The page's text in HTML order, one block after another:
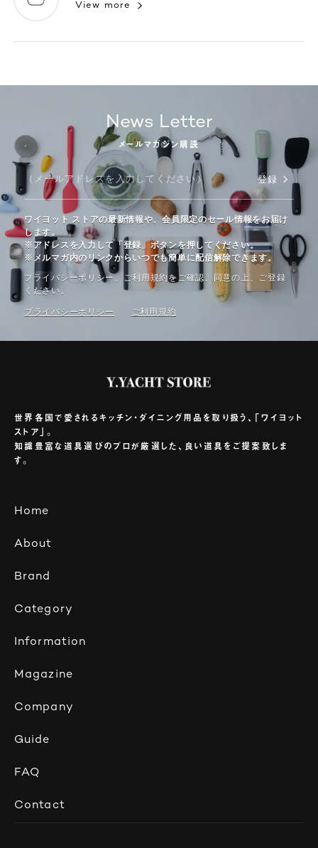
View more
News Letter
メールマガジン購読
登録
ワイヨット ストアの最新情報や、会員限定のセール情報をお届け
します。
※アドレスを入力して「登録」ボタンを押してください。
※メルマガ内のリンクからいつでも簡単に配信解除できます。
プライバシーポリシー、ご利⽤規約をご確認、同意の上、ご登録
ください。
プライバシーポリシー ご利⽤規約
世界各国で愛されるキッチン・ダイニング用品を取り扱う、「ワイヨット
ストア」。
知識豊富な道具選びのプロが厳選した、良い道具をご提案致しま
す。
Home
Brand
Information
Company
FAQ
About
Category
Magazine
Guide
Contact